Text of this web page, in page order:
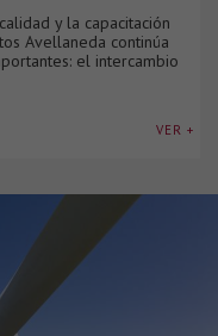
y la capacitación
Avellaneda continúa
el intercambio
VER +